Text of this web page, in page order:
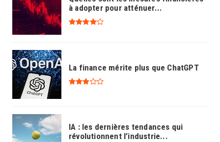
à adopter pour atténuer...
La finance mérite plus que ChatGPT
IA : les dernières tendances qui
révolutionnent l’industrie...